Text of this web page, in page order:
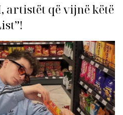
artistët që vijnë këtë